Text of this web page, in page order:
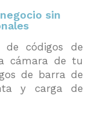
sin
códigos de
cámara de tu
de barra de
y carga de